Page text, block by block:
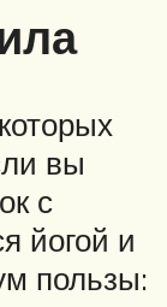
вы
с
йогой и
пользы: